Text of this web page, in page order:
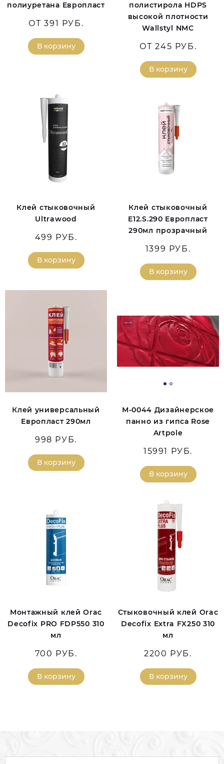
полиуретана Европласт
ОТ 391 РУБ.
В корзину
полистирола HDPS
высокой плотности
Wallstyl NMC
ОТ 245 РУБ.
В корзину
Клей стыковочный
Ultrawood
499 РУБ.
В корзину
Клей стыковочный
E12.S.290 Европласт
290мл прозрачный
1399 РУБ.
В корзину
Клей универсальный
Европласт 290мл
998 РУБ.
В корзину
М-0044 Дизайнерское
панно из гипса Rose
Artpole
15991 РУБ.
В корзину
Монтажный клей Orac
Decofix PRO FDP550 310
мл
700 РУБ.
В корзину
Стыковочный клей Orac
Decofix Extra FX250 310
мл
2200 РУБ.
В корзину